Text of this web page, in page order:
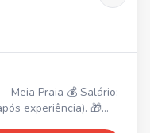
experiência). 🎁